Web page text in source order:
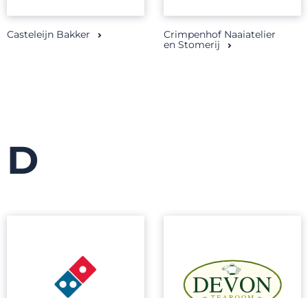
Casteleijn Bakker
Crimpenhof Naaiatelier
en Stomerij
D